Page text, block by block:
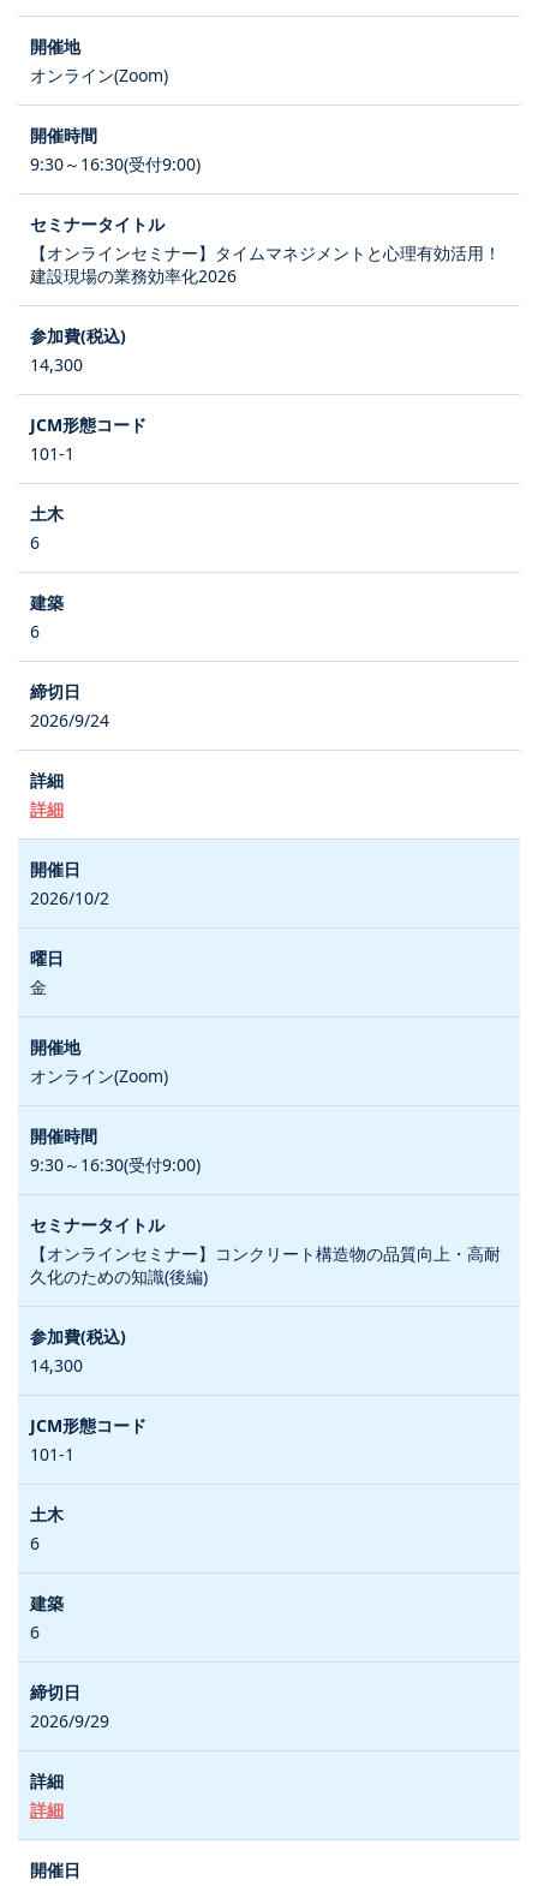
オンライン(Zoom)
9:30～16:30(受付9:00)
【オンラインセミナー】タイムマネジメントと心理有効活用！
建設現場の業務効率化2026
14,300
101-1
6
6
2026/9/24
詳細
2026/10/2
金
オンライン(Zoom)
9:30～16:30(受付9:00)
【オンラインセミナー】コンクリート構造物の品質向上・高耐
久化のための知識(後編)
14,300
101-1
6
6
2026/9/29
詳細